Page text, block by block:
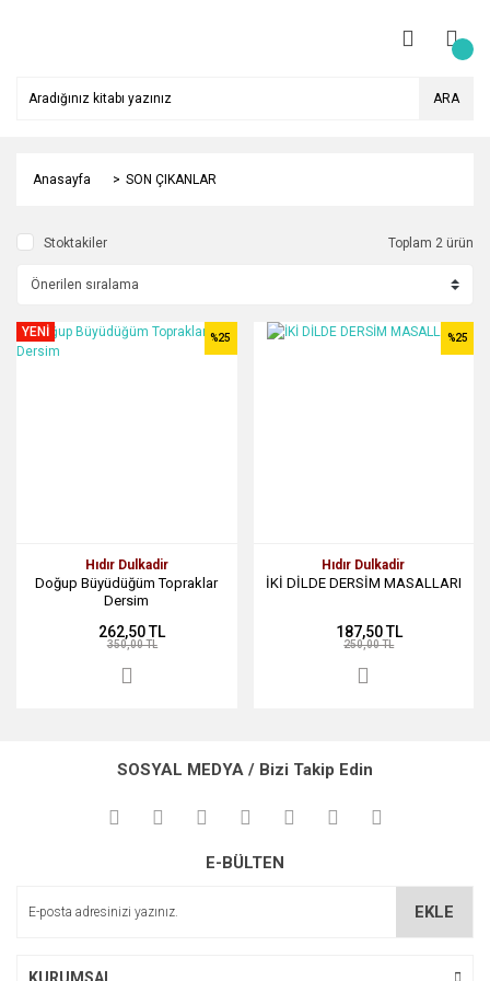
ARA
Anasayfa SON ÇIKANLAR
Stoktakiler Toplam 2 ürün
YENİ
Hıdır Dulkadir
Doğup Büyüdüğüm Topraklar
Dersim
%25
262,50 TL
350,00 TL
Hıdır Dulkadir
İKİ DİLDE DERSİM MASALLARI
%25
187,50 TL
250,00 TL
SOSYAL MEDYA / Bizi Takip Edin
E-BÜLTEN
EKLE
KURUMSAL